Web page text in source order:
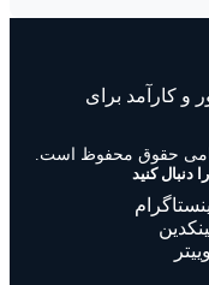
و کارآمد برای
دنبال کنید
اینستاگرام